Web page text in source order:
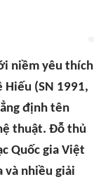
niềm yêu thích
Hiếu (SN 1991,
định tên
thuật. Đỗ thủ
Quốc gia Việt
và nhiều giải